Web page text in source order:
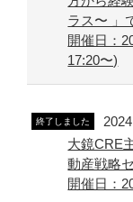
ラス〜 」
開催日：
17:20〜)
終了しました
大鏡CRE
動産戦略
開催日：